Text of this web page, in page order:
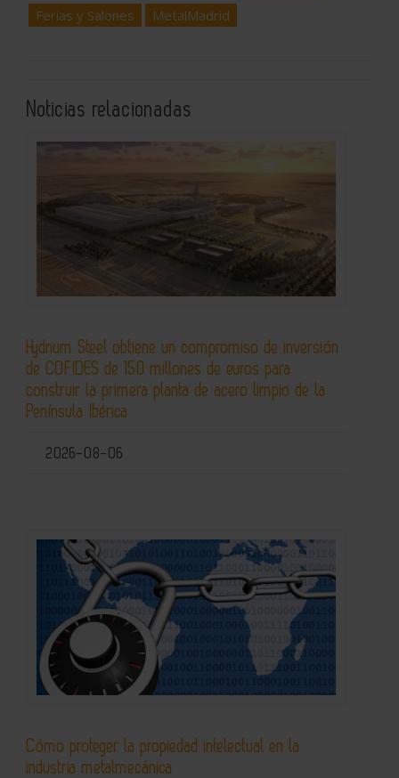
Ferias y Salones
MetalMadrid
Noticias relacionadas
Hydnum Steel obtiene un compromiso de inversión
de COFIDES de 150 millones de euros para
construir la primera planta de acero limpio de la
Península Ibérica
2026-08-06
Cómo proteger la propiedad intelectual en la
industria metalmecánica